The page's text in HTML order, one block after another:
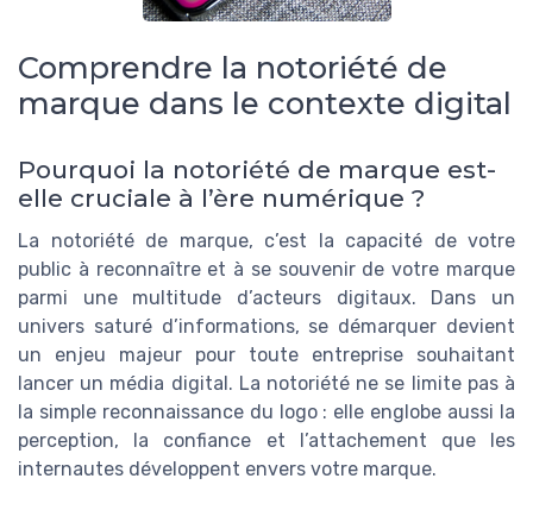
Comprendre la notoriété de
marque dans le contexte digital
Pourquoi la notoriété de marque est-
elle cruciale à l’ère numérique ?
La notoriété de marque, c’est la capacité de votre
public à reconnaître et à se souvenir de votre marque
parmi une multitude d’acteurs digitaux. Dans un
univers saturé d’informations, se démarquer devient
un enjeu majeur pour toute entreprise souhaitant
lancer un média digital. La notoriété ne se limite pas à
la simple reconnaissance du logo : elle englobe aussi la
perception, la confiance et l’attachement que les
internautes développent envers votre marque.